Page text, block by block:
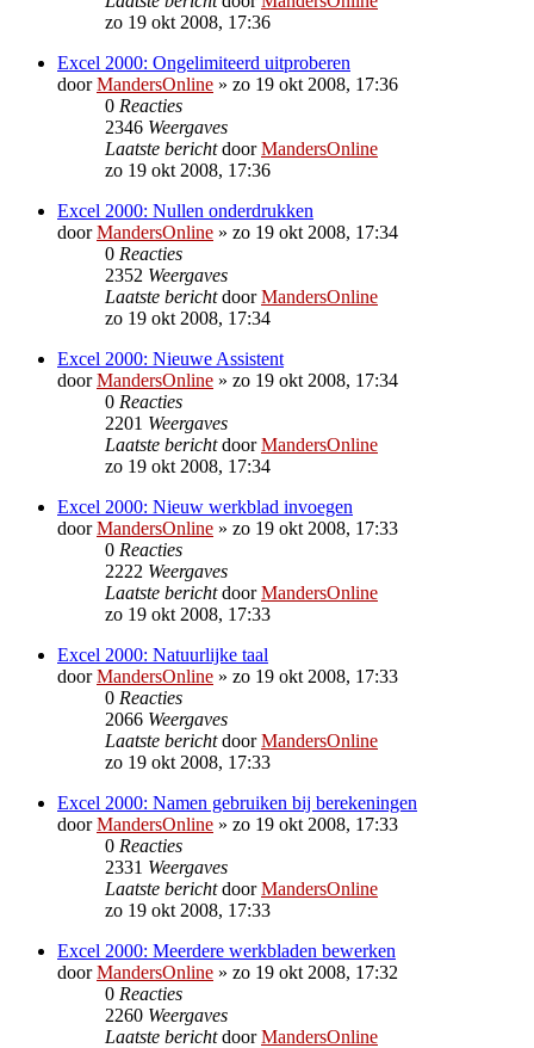
zo 19 okt 2008, 17:36
Excel 2000: Ongelimiteerd uitproberen
doorMandersOnline » zo 19 okt 2008, 17:36
0 Reacties
2346 Weergaves
Laatste berichtdoorMandersOnline
zo 19 okt 2008, 17:36
Excel 2000: Nullen onderdrukken
doorMandersOnline » zo 19 okt 2008, 17:34
0 Reacties
2352 Weergaves
Laatste berichtdoorMandersOnline
zo 19 okt 2008, 17:34
Excel 2000: Nieuwe Assistent
doorMandersOnline » zo 19 okt 2008, 17:34
0 Reacties
2201 Weergaves
Laatste berichtdoorMandersOnline
zo 19 okt 2008, 17:34
Excel 2000: Nieuw werkblad invoegen
doorMandersOnline » zo 19 okt 2008, 17:33
0 Reacties
2222 Weergaves
Laatste berichtdoorMandersOnline
zo 19 okt 2008, 17:33
Excel 2000: Natuurlijke taal
doorMandersOnline » zo 19 okt 2008, 17:33
0 Reacties
2066 Weergaves
Laatste berichtdoorMandersOnline
zo 19 okt 2008, 17:33
Excel 2000: Namen gebruiken bij berekeningen
doorMandersOnline » zo 19 okt 2008, 17:33
0 Reacties
2331 Weergaves
Laatste berichtdoorMandersOnline
zo 19 okt 2008, 17:33
Excel 2000: Meerdere werkbladen bewerken
doorMandersOnline » zo 19 okt 2008, 17:32
0 Reacties
2260 Weergaves
Laatste berichtdoorMandersOnline